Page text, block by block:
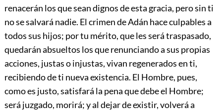
renacerán los que sean dignos de esta gracia, pero sin ti
no se salvará nadie. El crimen de Adán hace culpables a
todos sus hijos; por tu mérito, que les será traspasado,
quedarán absueltos los que renunciando a sus propias
acciones, justas o injustas, vivan regenerados en ti,
recibiendo de ti nueva existencia. El Hombre, pues,
como es justo, satisfará la pena que debe el Hombre;
será juzgado, morirá; y al dejar de existir, volverá a